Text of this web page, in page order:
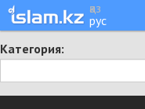
қаз
рус
Категория: